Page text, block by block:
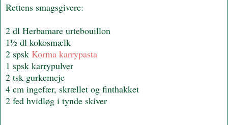
Rettens smagsgivere:
2 dl Herbamare urtebouillon
1½ dl kokosmælk
2 spsk Korma karrypasta
1 spsk karrypulver
2 tsk gurkemeje
4 cm ingefær, skrællet og finthakket
2 fed hvidløg i tynde skiver